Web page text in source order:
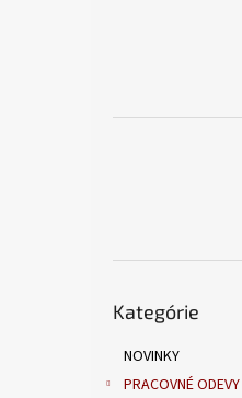
kategórie
Kategórie
NOVINKY
PRACOVNÉ ODEVY